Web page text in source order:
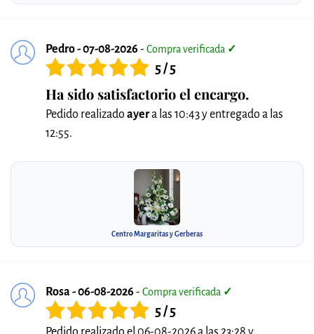
Pedro - 07-08-2026 - Compra verificada ✓
5 / 5
Ha sido satisfactorio el encargo.
Pedido realizado ayera las 10:43 y entregado a las
12:55.
Centro Margaritas y Gerberas
Rosa - 06-08-2026 - Compra verificada ✓
5 / 5